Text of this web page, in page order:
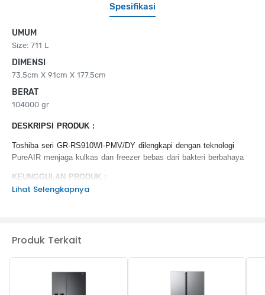
Spesifikasi
UMUM
Size: 711 L
DIMENSI
73.5cm X 91cm X 177.5cm
BERAT
104000 gr
DESKRIPSI PRODUK :
Toshiba seri GR-RS910WI-PMV/DY dilengkapi dengan teknologi
PureAIR menjaga kulkas dan freezer bebas dari bakteri berbahaya
KEUNGGULAN PRODUK :
Pure Air
Smart Sensor
Lihat Selengkapnya
Produk Terkait